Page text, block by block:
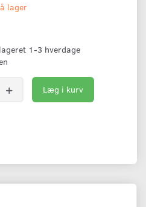
lager
1-3 hverdage
Læg i kurv